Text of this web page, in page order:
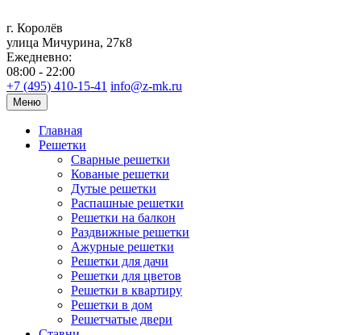
г. Королёв
улица Мичурина, 27к8
Ежедневно:
08:00 - 22:00
+7 (495) 410-15-41 info@z-mk.ru
Меню
Главная
Решетки
Сварные решетки
Кованые решетки
Дутые решетки
Распашные решетки
Решетки на балкон
Раздвижные решетки
Ажурные решетки
Решетки для дачи
Решетки для цветов
Решетки в квартиру
Решетки в дом
Решетчатые двери